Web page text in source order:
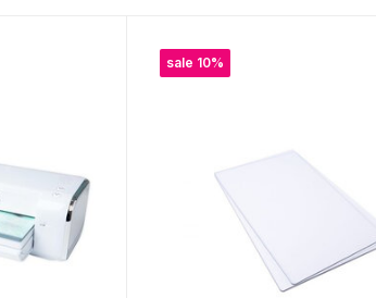
sale 10%